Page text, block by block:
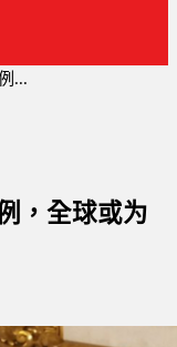
...
，全球或为